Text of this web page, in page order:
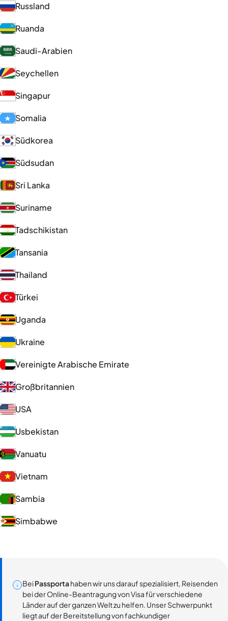
Russland
Ruanda
Saudi-Arabien
Seychellen
Singapur
Somalia
Südkorea
Südsudan
Sri Lanka
Suriname
Tadschikistan
Tansania
Thailand
Türkei
Uganda
Ukraine
Vereinigte Arabische Emirate
Großbritannien
USA
Usbekistan
Vanuatu
Vietnam
Sambia
Simbabwe
BeiPassportahaben wir uns darauf spezialisiert, Reisenden
bei der Online-Beantragung von Visa für verschiedene
Länder auf der ganzen Welt zu helfen. Unser Schwerpunkt
liegt auf der Bereitstellung von fachkundiger